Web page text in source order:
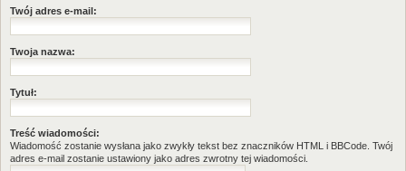
Twój adres e-mail:
Twoja nazwa:
Tytuł:
Treść wiadomości:
Wiadomość zostanie wysłana jako zwykły tekst bez znaczników HTML i BBCode. Twój
adres e-mail zostanie ustawiony jako adres zwrotny tej wiadomości.